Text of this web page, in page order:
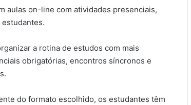
aulas on-line com atividades presenciais,
a rotina de estudos com mais
obrigatórias, encontros síncronos e
do formato escolhido, os estudantes têm